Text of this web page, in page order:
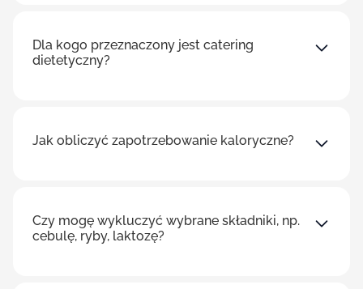
Dla kogo przeznaczony jest catering
dietetyczny?
Jak obliczyć zapotrzebowanie kaloryczne?
Czy mogę wykluczyć wybrane składniki, np.
cebulę, ryby, laktozę?